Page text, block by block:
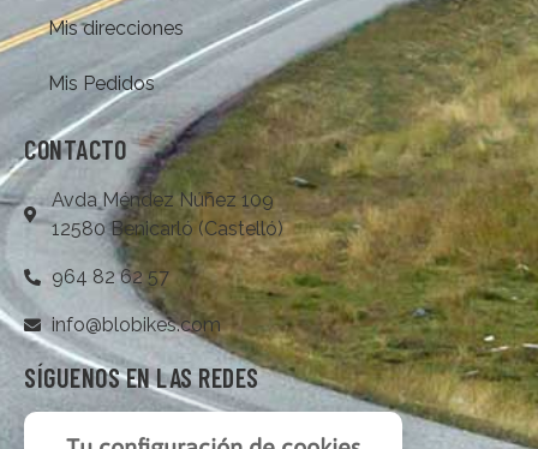
Mis direcciones
Mis Pedidos
CONTACTO
Avda Méndez Núñez 109
12580 Benicarló (Castelló)
964 82 62 57
info@blobikes.com
SÍGUENOS EN LAS REDES